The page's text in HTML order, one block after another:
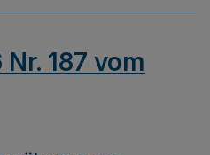
187 vom